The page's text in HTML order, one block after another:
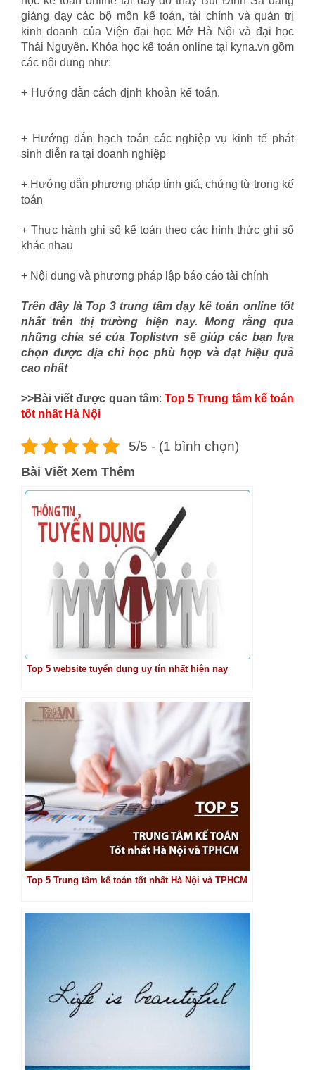
giảng dạy các bộ môn kế toán, tài chính và quản trị
kinh doanh của Viện đại học Mở Hà Nội và đại học
Thái Nguyên. Khóa học kế toán online tại kyna.vn gồm
các nội dung như:
+ Hướng dẫn cách định khoản kế toán.
+ Hướng dẫn hạch toán các nghiệp vụ kinh tế phát
sinh diễn ra tại doanh nghiệp
+ Hướng dẫn phương pháp tính giá, chứng từ trong kế
toán
+ Thực hành ghi sổ kế toán theo các hình thức ghi sổ
khác nhau
+ Nội dung và phương pháp lập báo cáo tài chính
Trên đây là Top 3 trung tâm dạy kế toán online tốt
nhất trên thị trường hiện nay. Mong rằng qua
những chia sẻ của Toplistvn sẽ giúp các bạn lựa
chọn được địa chỉ học phù hợp và đạt hiệu quả
cao nhất
>>Bài viết được quan tâm:Top 5 Trung tâm kế toán
tốt nhất Hà Nội
5/5 - (1 bình chọn)
Bài Viết Xem Thêm
Top 5 website tuyển dụng uy tín nhất hiện nay
Top 5 Trung tâm kế toán tốt nhất Hà Nội và TPHCM